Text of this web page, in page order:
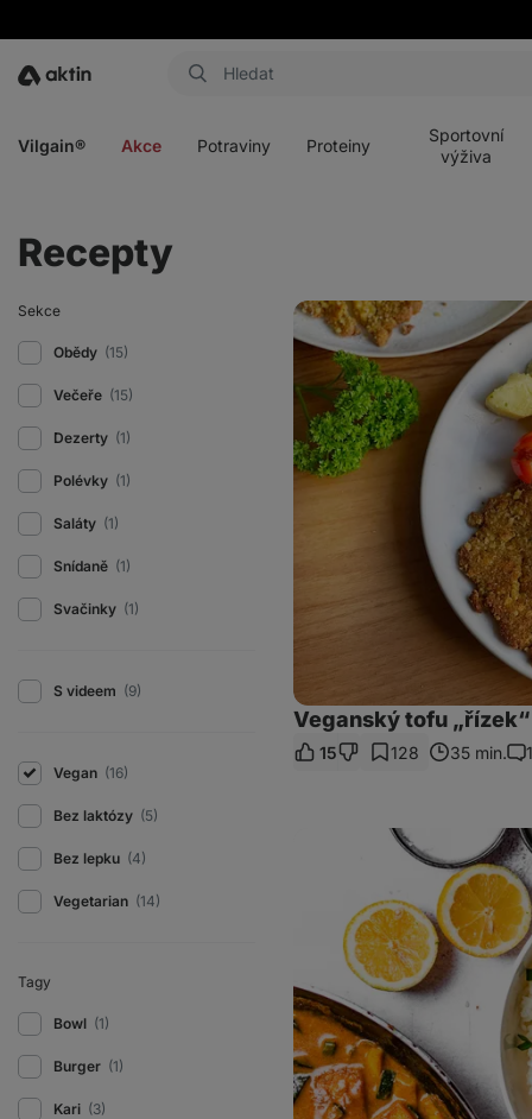
Aktin
Vilgain® Akce Potraviny Proteiny
Sportovní
výživa
Recepty
Sekce
Obědy (15)
Večeře (15)
Dezerty (1)
Polévky (1)
Saláty (1)
Snídaně (1)
Svačinky (1)
S videem (9)
Vegan (16)
Bez laktózy (5)
Bez lepku (4)
Vegetarian (14)
Tagy
Bowl (1)
Burger (1)
Kari (3)
Veganský
„řízek“
bramborami
Veganský tofu
15 128 35 min. 1